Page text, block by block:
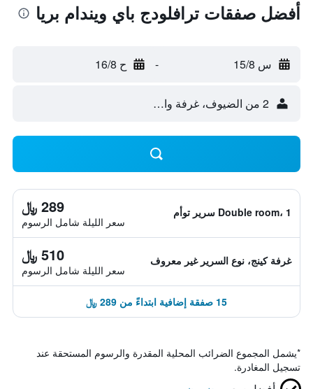
أفضل صفقات ترافلودج باي ويندام بريا
س 15/8 - ح 16/8
2 من الضيوف، غرفة واحدة
Double room، 1 سرير توأم 289 ﷼
سعر الليلة شامل الرسوم
غرفة كينج، نوع السرير غير معروف 510 ﷼
سعر الليلة شامل الرسوم
15 صفقة إضافية ابتداءً من 289 ﷼
*يشمل المجموع الضرائب المحلية المقدرة والرسوم المستحقة عند
تسجيل المغادرة.